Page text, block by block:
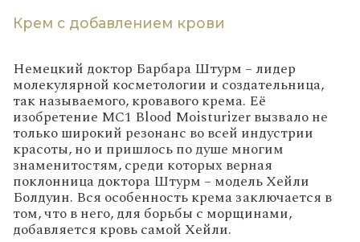
Крем с добавлением крови
Немецкий доктор Барбара Штурм – лидер
молекулярной косметологии и создательница,
так называемого, кровавого крема. Её
изобретение MC1 Blood Moisturizer вызвало не
только широкий резонанс во всей индустрии
красоты, но и пришлось по душе многим
знаменитостям, среди которых верная
поклонница доктора Штурм – модель Хейли
Болдуин. Вся особенность крема заключается в
том, что в него, для борьбы с морщинами,
добавляется кровь самой Хейли.